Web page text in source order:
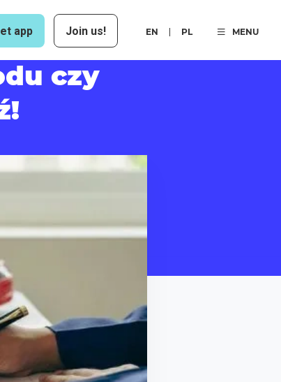
app Join us! EN PL MENU
czy